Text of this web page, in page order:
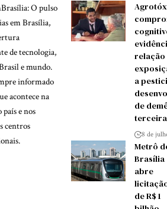
O pulso
em Brasília,
de tecnologia,
e mundo.
informado
acontece na
e nos
centros
a
de
8 de
Metrô
Brasília
abre
de R$ 1